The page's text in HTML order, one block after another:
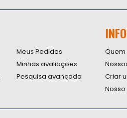
Meus Pedidos
Minhas avaliações
Pesquisa avançada
Quem
Criar